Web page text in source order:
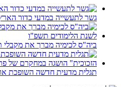
גשר לתעשייה במדעי כדור
ביה"ס לכימיה מברך את מקבלי
תגלית מדעית חדשה השופכת